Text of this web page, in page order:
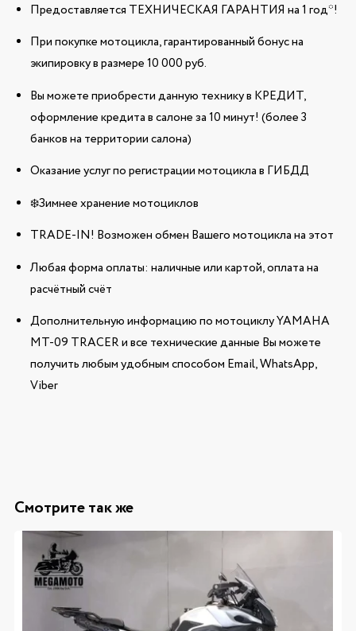
Предоставляется ТЕХНИЧЕСКАЯ ГАРАНТИЯ на 1 год*!
При покупке мотоцикла, гарантированный бонус на
экипировку в размере 10 000 руб.
Вы можете приобрести данную технику в КРЕДИТ,
оформление кредита в салоне за 10 минут! (более 3
банков на территории салона)
Оказание услуг по регистрации мотоцикла в ГИБДД
❄️Зимнее хранение мотоциклов
TRADE-IN! Возможен обмен Вашего мотоцикла на этот
Любая форма оплаты: наличные или картой, оплата на
расчётный счёт
Дополнительную информацию по мотоциклу YAMAHA
MT-09 TRACER и все технические данные Вы можете
получить любым удобным способом Email, WhatsApp,
Viber
Смотрите так же